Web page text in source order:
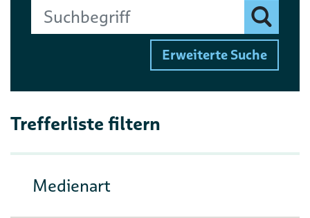
Finden
Erweiterte Suche
Trefferliste filtern
Medienart